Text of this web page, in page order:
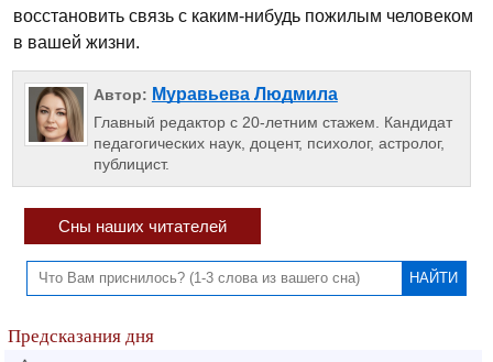
восстановить связь с каким-нибудь пожилым человеком
в вашей жизни.
Автор: Муравьева Людмила
Главный редактор с 20-летним стажем. Кандидат
педагогических наук, доцент, психолог, астролог,
публицист.
Сны наших читателей
Предсказания дня